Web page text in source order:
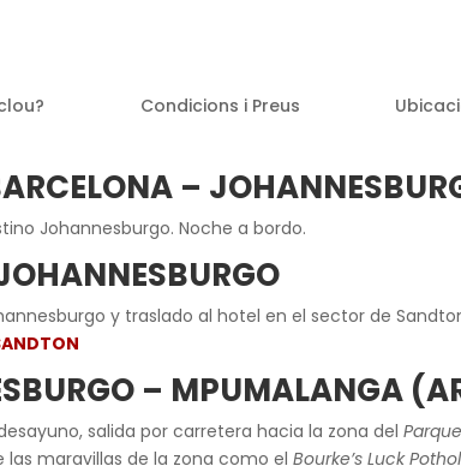
Condicions i Preus
–
Johannesburgo. Noche a bordo.
y traslado al hotel en el sector de
– MPUMALANGA
salida por carretera hacia la zona del
maravillas de la zona como elBourke’s Luck